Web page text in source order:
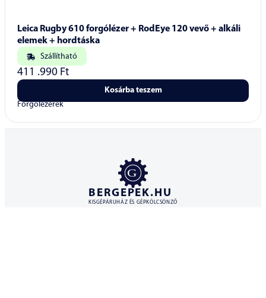
Leica Rugby 610 forgólézer + RodEye 120 vevő + alkáli
elemek + hordtáska
411 .990Ft